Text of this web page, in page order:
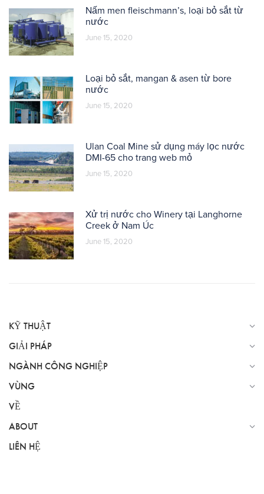
Nấm men fleischmann’s, loại bỏ sắt từ
nước
June 15, 2020
Loại bỏ sắt, mangan & asen từ bore
nước
June 15, 2020
Ulan Coal Mine sử dụng máy lọc nước
DMI-65 cho trang web mỏ
June 15, 2020
Xử trị nước cho Winery tại Langhorne
Creek ở Nam Úc
June 15, 2020
KỸ THUẬT
GIẢI PHÁP
NGÀNH CÔNG NGHIỆP
VÙNG
VỀ
ABOUT
LIÊN HỆ